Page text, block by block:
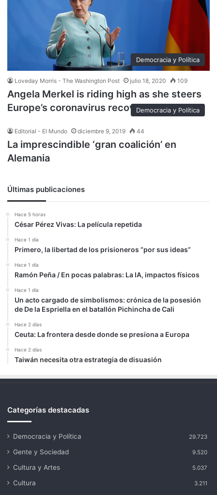
Democracia y Política
Loveday Morris - The Washington Post julio 18, 2020 109
Angela Merkel is riding high as she steers
Europe’s coronavirus recovery effort
Democracia y Política
Editorial - El Mundo diciembre 9, 2019 44
La imprescindible ‘gran coalición’ en
Alemania
Últimas publicaciones
Hace 5 horas
César Pérez Vivas: La película repetida
Hace 1 día
Primero, la libertad de los prisioneros “por sus ideas”
Hace 1 día
Ramón Peña / En pocas palabras: La IA, impactos físicos
Hace 1 día
Un acto cargado de simbolismos: crónica de la posesión
de De la Espriella en el batallón Pichincha de Cali
Hace 2 días
Ceuta: La frontera desde donde se presiona a Europa
Hace 2 días
Taiwán necesita otra estrategia de disuasión
Categorías destacadas
Democracia y Política 29.723
Gente y Sociedad 9.520
Cultura y Artes 5.037
Cultura 3.211